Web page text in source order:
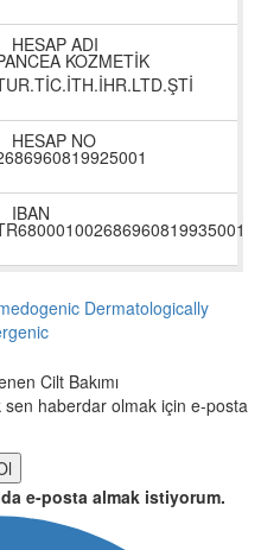
KOZMETİK
Dermatologically
Cilt Bakımı
haberdar olmak için e-posta
e-posta almak istiyorum.